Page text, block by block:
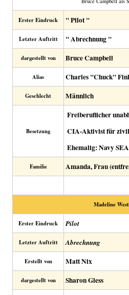
Erster Eindruck " Pilot "
Letzter Auftritt " Abrechnung "
dargestellt von Bruce Campbell
Alias Charles "Chuck"
Geschlecht Männlich
Besetzung
Freiberuflicher
CIA-Aktivist für
Ehemalig: Navy
Familie Amanda, Frau
Madeline
Erster Eindruck Pilot
Letzter Auftritt Abrechnung
Erstellt von Matt Nix
dargestellt von Sharon Gless